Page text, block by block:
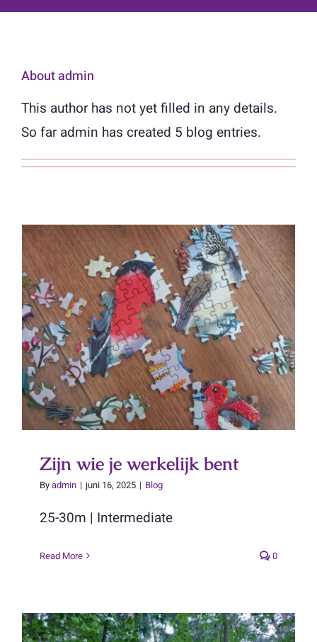
Aboutadmin
This author has not yet filled in any details.
So far admin has created 5 blog entries.
Zijn wie je werkelijk bent
Zijn wie je werkelijk bent
Byadmin | juni 16, 2025 | Blog
25-30m | Intermediate
Read More 0